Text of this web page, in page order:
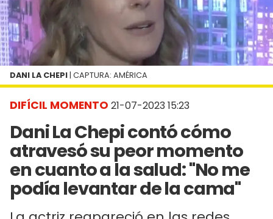
DIFÍCIL MOMENTO 21-07-2023 15:23
Dani La Chepi contó cómo
atravesó su peor momento
en cuanto a la salud: "No me
podía levantar de la cama"
DANI LA CHEPI | CAPTURA: AMÉRICA